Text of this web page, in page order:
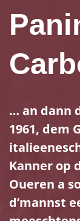
… an dann
1961, dem
Kanner op
Oueren a
d’mannst